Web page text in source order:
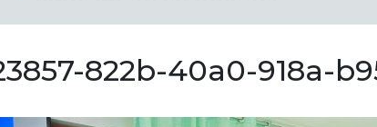
822b-40a0-918a-